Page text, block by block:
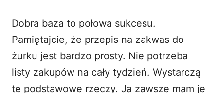
Dobra baza to połowa sukcesu.
Pamiętajcie, że przepis na zakwas do
żurku jest bardzo prosty. Nie potrzeba
listy zakupów na cały tydzień. Wystarczą
te podstawowe rzeczy. Ja zawsze mam je